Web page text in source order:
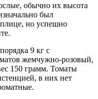
обычно их высота
был
но успешно
9 кг с
жемчужно-розовый,
150 грамм. Томаты
в них нет